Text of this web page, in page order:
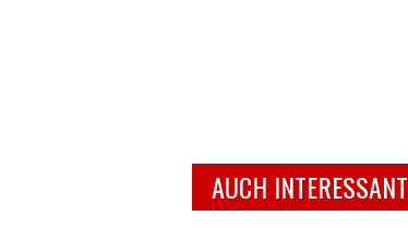
AUCH INTERESSANT